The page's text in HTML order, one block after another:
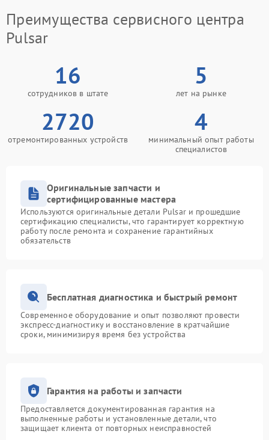
Преимущества сервисного центра
Pulsar
16
сотрудников в штате
5
лет на рынке
2720
отремонтированных устройств
4
минимальный опыт работы
специалистов
Оригинальные запчасти и
сертифицированные мастера
Используются оригинальные детали Pulsar и прошедшие
сертификацию специалисты, что гарантирует корректную
работу после ремонта и сохранение гарантийных
обязательств
Бесплатная диагностика и быстрый ремонт
Современное оборудование и опыт позволяют провести
экспресс-диагностику и восстановление в кратчайшие
сроки, минимизируя время без устройства
Гарантия на работы и запчасти
Предоставляется документированная гарантия на
выполненные работы и установленные детали, что
защищает клиента от повторных неисправностей